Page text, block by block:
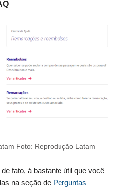
Foto: Reprodução Latam
fato, á bastante útil que você
na seção de Perguntas